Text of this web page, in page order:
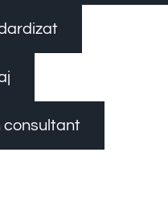
consultant